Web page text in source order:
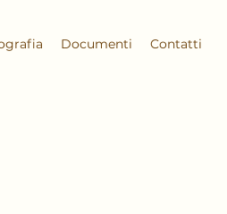
Documenti Contatti